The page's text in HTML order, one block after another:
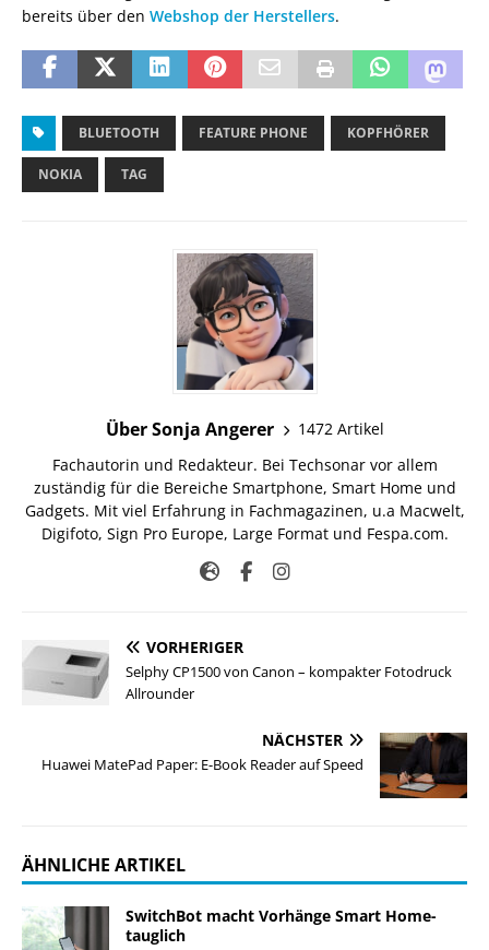
bereits über den Webshop der Herstellers.
BLUETOOTH FEATURE PHONE KOPFHÖRER
NOKIA TAG
Über Sonja Angerer
1472 Artikel
Fachautorin und Redakteur. Bei Techsonar vor allem
zuständig für die Bereiche Smartphone, Smart Home und
Gadgets. Mit viel Erfahrung in Fachmagazinen, u.a Macwelt,
Digifoto, Sign Pro Europe, Large Format und Fespa.com.
VORHERIGER
Selphy CP1500 von Canon – kompakter Fotodruck
Allrounder
NÄCHSTER
Huawei MatePad Paper: E-Book Reader auf Speed
ÄHNLICHE ARTIKEL
SwitchBot macht Vorhänge Smart Home-
tauglich